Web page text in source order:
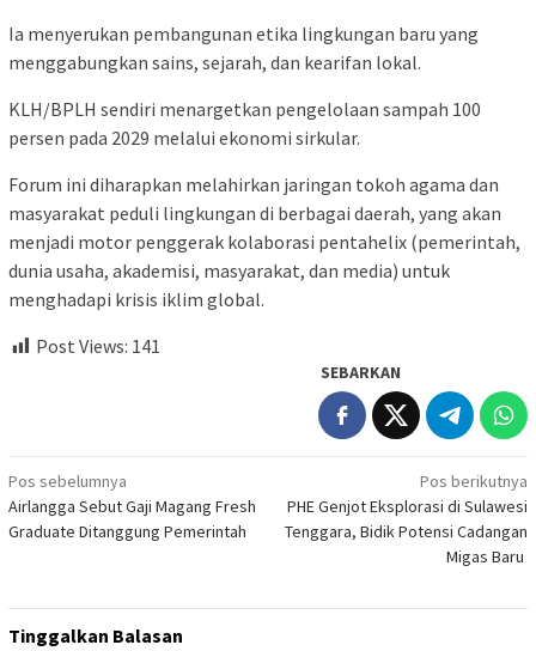
Ia menyerukan pembangunan etika lingkungan baru yang
menggabungkan sains, sejarah, dan kearifan lokal.
KLH/BPLH sendiri menargetkan pengelolaan sampah 100
persen pada 2029 melalui ekonomi sirkular.
Forum ini diharapkan melahirkan jaringan tokoh agama dan
masyarakat peduli lingkungan di berbagai daerah, yang akan
menjadi motor penggerak kolaborasi pentahelix (pemerintah,
dunia usaha, akademisi, masyarakat, dan media) untuk
menghadapi krisis iklim global.
Post Views: 141
SEBARKAN
Navigasi
pos
Pos sebelumnya
Airlangga Sebut Gaji Magang Fresh
Graduate Ditanggung Pemerintah
Pos berikutnya
PHE Genjot Eksplorasi di Sulawesi
Tenggara, Bidik Potensi Cadangan
Migas Baru
Tinggalkan Balasan